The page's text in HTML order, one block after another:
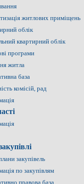
житлових приміщень
облік
квартирний облік
програми
житла
база
комісій, рад
закупівель
по закупівлям
правова база